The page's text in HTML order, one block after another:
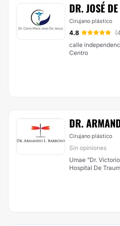
DR. JOSÉ
Cirujano plástico
4.8
calle
Centro
DR.
Cirujano plástico
Sin opiniones
Umae "Dr.
Hospital De